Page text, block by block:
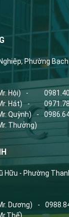
Phường Bạch
Hội) -
Hát) -
Quỳnh) -
Thưởng)
Hữu - Phường
Dương) -